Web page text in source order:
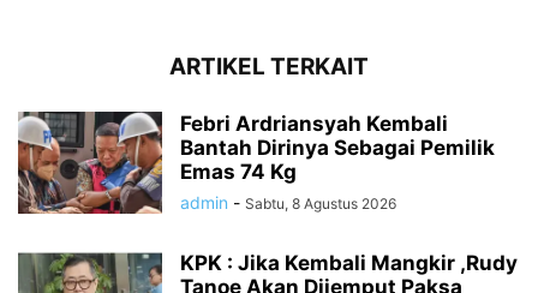
ARTIKEL TERKAIT
Febri Ardriansyah Kembali
Bantah Dirinya Sebagai Pemilik
Emas 74 Kg
admin - Sabtu, 8 Agustus 2026
KPK : Jika Kembali Mangkir ,Rudy
Tanoe Akan Dijemput Paksa